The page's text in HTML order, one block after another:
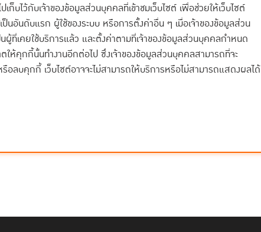
บไว้กับเจ้าของข้อมูลส่วนบุคคลที่เข้าชมเว็บไซต์ เพื่อช่วยให้เว็บไซต์
นอันดับแรก ผู้ใช้ของระบบ หรือการตั้งค่าอื่น ๆ เมื่อเจ้าของข้อมูลส่วน
นผู้ที่เคยใช้บริการแล้ว และตั้งค่าตามที่เจ้าของข้อมูลส่วนบุคคลกำหนด
ห้คุกกี้นั้นทำงานอีกต่อไป ซึ่งเจ้าของข้อมูลส่วนบุคคลสามารถที่จะ
ลบคุกกี้ เว็บไซต์อาจจะไม่สามารถให้บริการหรือไม่สามารถแสดงผลได้